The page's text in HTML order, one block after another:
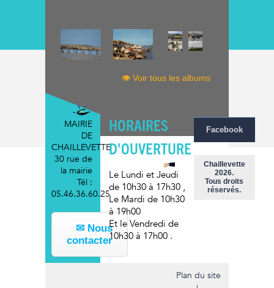
👁 Voir tous les albums
MAIRIE
DE
CHAILLEVETTE
30 rue de
la mairie
Tél :
05.46.36.60.25
✉ Nous
contacter
HORAIRES
D'OUVERTURE
Le Lundi et Jeudi
de 10h30 à 17h30 ,
Le Mardi de 10h30
à 19h00
Et le Vendredi de
10h30 à 17h00 .
Facebook
Chaillevette
2026.
Tous droits
réservés.
Plan du site